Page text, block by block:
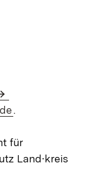
.
für
Land∙kreis